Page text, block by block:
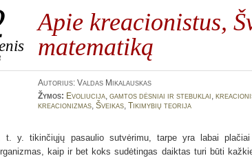
Apie kreacionistus,
matematiką
Autorius: Valdas Mikalauskas
Žymos: Evoliucija, gamtos dėsniai ir stebuklai,
kreacionizmas, Šveikas, Tikimybių teorija
t. y. tikinčiųjų pasaulio sutvėrimu, tarpe yra labai
kaip ir bet koks sudėtingas daiktas turi būti